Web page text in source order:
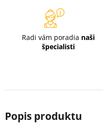
Radi vám poradia naši
špecialisti